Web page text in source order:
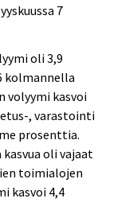
7
oli 3,9
kolmannella
volyymi kasvoi
, varastointi
prosenttia.
oli vajaat
toimialojen
kasvoi 4,4